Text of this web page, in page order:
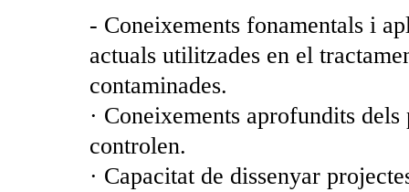
- Coneixements fonamentals i
actuals utilitzades en el
contaminades.
· Coneixements aprofundits
controlen.
· Capacitat de dissenyar